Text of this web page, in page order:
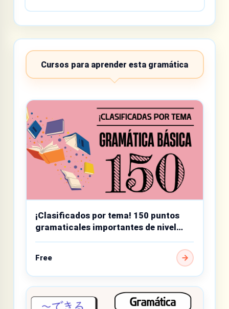
Cursos para aprender esta gramática
¡Clasificados por tema! 150 puntos
gramaticales importantes de nivel
Free